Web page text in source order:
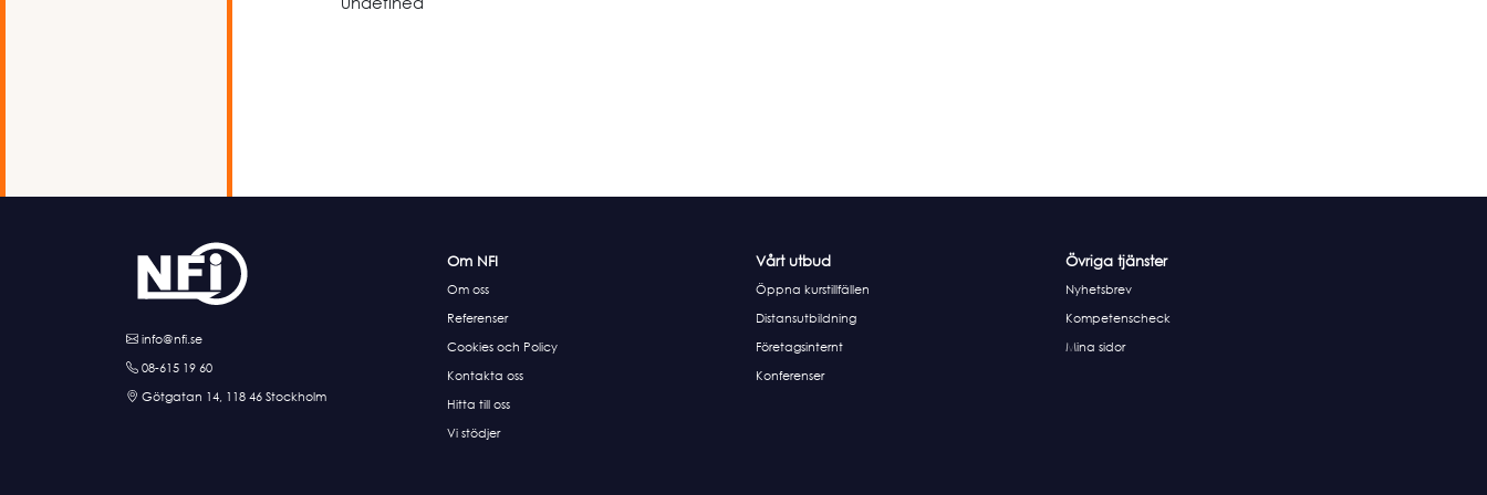
info@nfi.se
08-615 19 60
Götgatan 14, 118 46 Stockholm
Om NFI
Om oss
Referenser
Cookies och Policy
Kontakta oss
Hitta till oss
Vi stödjer
Vårt utbud
Öppna kurstillfällen
Distansutbildning
Företagsinternt
Konferenser
Övriga tjänster
Nyhetsbrev
Kompetenscheck
Mina sidor